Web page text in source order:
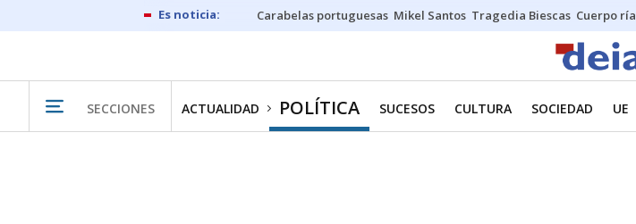
Carabelas portuguesas Mikel Santos Tragedia Biescas Cuerpo ría
SECCIONES ACTUALIDAD POLÍTICA SUCESOS CULTURA SOCIEDAD UE